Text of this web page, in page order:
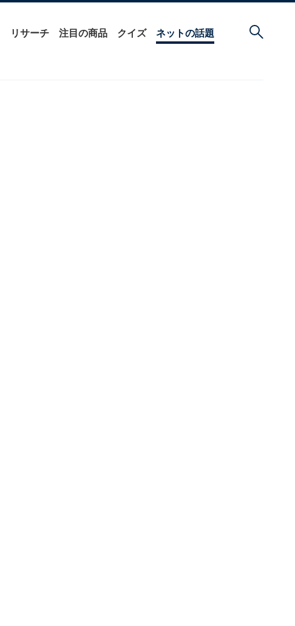
リサーチ 注目の商品 クイズ ネットの話題